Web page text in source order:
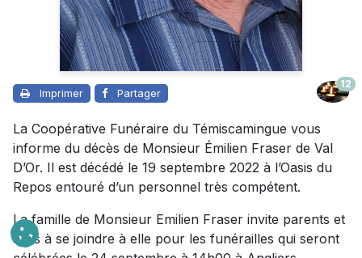
Imprimer Partager
12
La Coopérative Funéraire du Témiscamingue vous
informe du décès de Monsieur Émilien Fraser de Val
D’Or. Il est décédé le 19 septembre 2022 à l’Oasis du
Repos entouré d’un personnel très compétent.
La famille de Monsieur Emilien Fraser invite parents et
amis à se joindre à elle pour les funérailles qui seront